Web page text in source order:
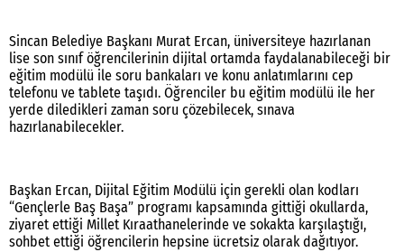
Sincan Belediye Başkanı Murat Ercan, üniversiteye hazırlanan
lise son sınıf öğrencilerinin dijital ortamda faydalanabileceği bir
eğitim modülü ile soru bankaları ve konu anlatımlarını cep
telefonu ve tablete taşıdı. Öğrenciler bu eğitim modülü ile her
yerde diledikleri zaman soru çözebilecek, sınava
hazırlanabilecekler.
Başkan Ercan, Dijital Eğitim Modülü için gerekli olan kodları
“Gençlerle Baş Başa” programı kapsamında gittiği okullarda,
ziyaret ettiği Millet Kıraathanelerinde ve sokakta karşılaştığı,
sohbet ettiği öğrencilerin hepsine ücretsiz olarak dağıtıyor.